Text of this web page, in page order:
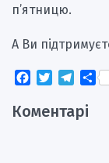
п’ятницю.
А Ви
Facebook
Twitter
Коментарі